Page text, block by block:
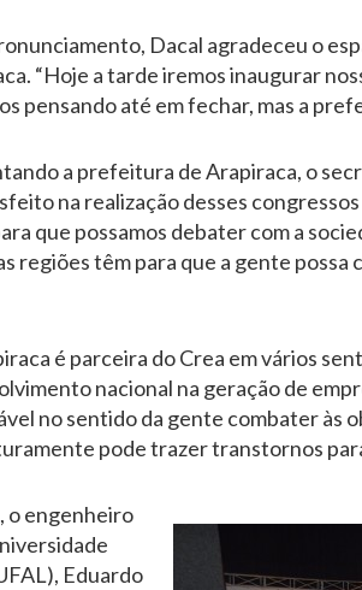
Dacal agradeceu o
“Hoje a tarde iremos inaugurar
pensando até em fechar, mas a
a prefeitura de Arapiraca, o
na realização desses
que possamos debater com a
regiões têm para que a gente
é parceira do Crea em vários
nacional na geração de
no sentido da gente combater às
pode trazer transtornos
o engenheiro
Eduardo